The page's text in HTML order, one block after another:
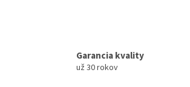
Garancia kvality
už 30 rokov